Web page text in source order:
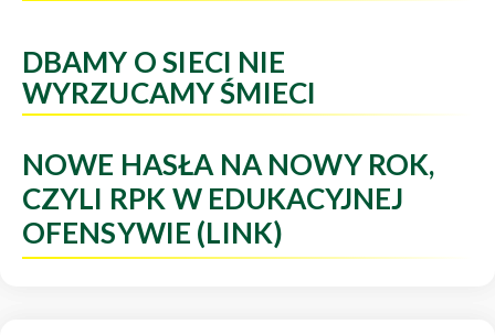
DBAMY O SIECI NIE
WYRZUCAMY ŚMIECI
NOWE HASŁA NA NOWY ROK,
CZYLI RPK W EDUKACYJNEJ
OFENSYWIE (LINK)